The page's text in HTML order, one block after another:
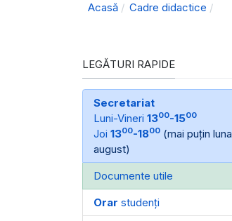
Acasă Cadre didactice
LEGĂTURI RAPIDE
Secretariat
Luni-Vineri 1300-1500
Joi 1300-1800 (mai puțin luna
august)
Documente utile
Orar studenți